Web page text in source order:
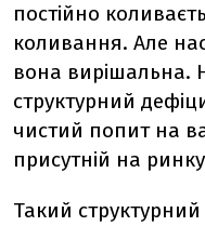
постійно
коливання. Але
вона вирішальна.
структурний
чистий попит на
присутній на
Такий